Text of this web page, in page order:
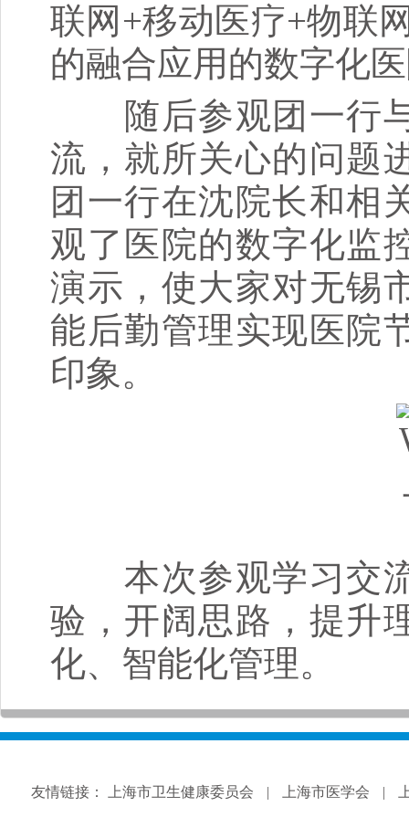
联网+移动医疗+物联
的融合应用的数字化
随后参观团一行与
流，就所关心的问题
团一行在沈院长和相
观了医院的数字化监
演示，使大家对无锡
能后勤管理实现医院
印象。
本次参观学习交流
验，开阔思路，提升
化、智能化管理。